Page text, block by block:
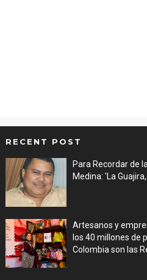
RECENT POST
Para Recordar de
Medina: 'La
Artesanos y
los 40 millones de
Colombia son las